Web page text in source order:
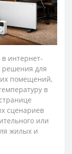
интернет-
решения для
помещений,
в
сценариев
или
жилых и